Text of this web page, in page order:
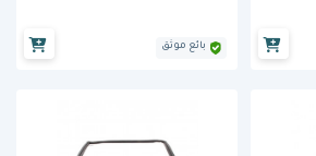
بائع موثق